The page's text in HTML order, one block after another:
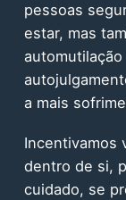
pessoas
estar, mas
a mais
Incentivamos
dentro de si,
cuidado, se